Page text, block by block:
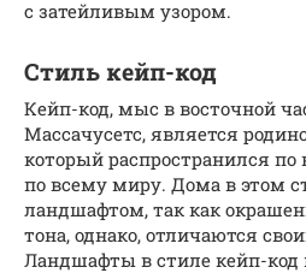
с затейливым узором.
Стиль кейп-код
Кейп-код, мыс в восточной
Массачусетс, является
который распространился по
по всему миру. Дома в этом
ландшафтом, так как
тона, однако, отличаются
Ландшафты в стиле кейп-